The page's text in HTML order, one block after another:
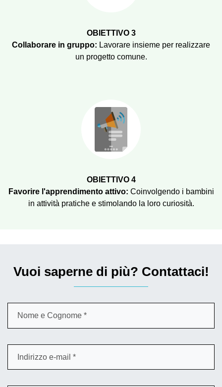
OBIETTIVO 3
Collaborare in gruppo: Lavorare insieme per realizzare
un progetto comune.
OBIETTIVO 4
Favorire l'apprendimento attivo: Coinvolgendo i bambini
in attività pratiche e stimolando la loro curiosità.
Vuoi saperne di più? Contattaci!